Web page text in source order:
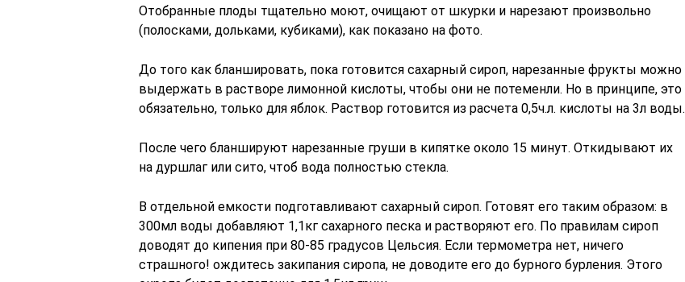
Отобранные плоды тщательно моют, очищают от шкурки и нарезают произвольно
(полосками, дольками, кубиками), как показано на фото.
До того как бланшировать, пока готовится сахарный сироп, нарезанные фрукты можно
выдержать в растворе лимонной кислоты, чтобы они не потеменли. Но в принципе, это
обязательно, только для яблок. Раствор готовится из расчета 0,5ч.л. кислоты на 3л воды.
После чего бланшируют нарезанные груши в кипятке около 15 минут. Откидывают их
на дуршлаг или сито, чтоб вода полностью стекла.
В отдельной емкости подготавливают сахарный сироп. Готовят его таким образом: в
300мл воды добавляют 1,1кг сахарного песка и растворяют его. По правилам сироп
доводят до кипения при 80-85 градусов Цельсия. Если термометра нет, ничего
страшного! ождитесь закипания сиропа, не доводите его до бурного бурления. Этого